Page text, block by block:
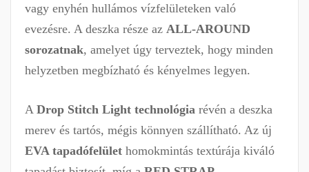
vagy enyhén hullámos vízfelületeken való
evezésre. A deszka része az ALL-AROUND
sorozatnak, amelyet úgy terveztek, hogy minden
helyzetben megbízható és kényelmes legyen.
A Drop Stitch Light technológia révén a deszka
merev és tartós, mégis könnyen szállítható. Az új
EVA tapadófelület homokmintás textúrája kiváló